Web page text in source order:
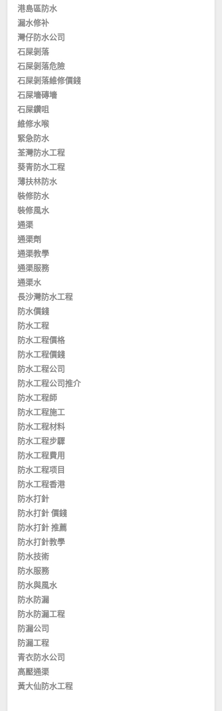
港島區防水
漏水修补
灣仔防水公司
石屎剝落
石屎剝落危險
石屎剝落維修價錢
石屎墻磚墻
石屎鑽咀
維修水喉
緊急防水
荃灣防水工程
葵青防水工程
薄扶林防水
裝修防水
裝修風水
通渠
通渠劑
通渠教學
通渠服務
通渠水
長沙灣防水工程
防水價錢
防水工程
防水工程價格
防水工程價錢
防水工程公司
防水工程公司推介
防水工程師
防水工程施工
防水工程材料
防水工程步驟
防水工程費用
防水工程项目
防水工程香港
防水打針
防水打針 價錢
防水打針 推薦
防水打針教學
防水技術
防水服務
防水與風水
防水防漏
防水防漏工程
防漏公司
防漏工程
青衣防水公司
高壓通渠
黃大仙防水工程